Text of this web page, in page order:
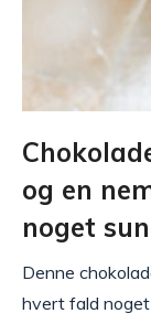
og en
noget
Denne
hvert fald noget